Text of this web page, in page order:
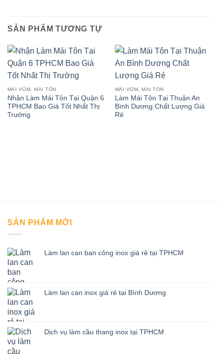
SẢN PHẨM TƯƠNG TỰ
MÁI VÒM, MÁI TÔN
Nhận Làm Mái Tôn Tại Quận 6
TPHCM Bao Giá Tốt Nhất Thị
Trường
MÁI VÒM, MÁI TÔN
Làm Mái Tôn Tại Thuận An
Bình Dương Chất Lượng Giá
Rẻ
SẢN PHẨM MỚI
Làm lan can ban công inox giá rẻ tại TPHCM
Làm lan can inox giá rẻ tại Bình Dương
Dịch vụ làm cầu thang inox tại TPHCM